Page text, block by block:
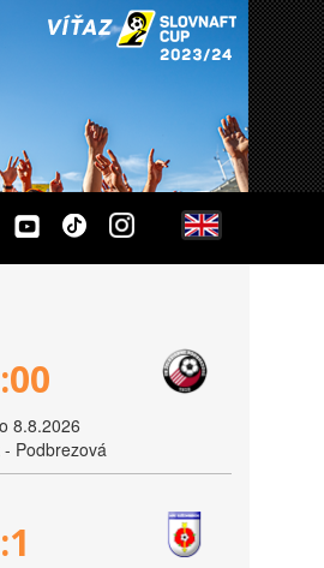
8.8.2026
Podbrezová